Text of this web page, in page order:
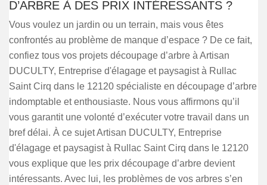
D’ARBRE À DES PRIX INTÉRESSANTS ?
Vous voulez un jardin ou un terrain, mais vous êtes
confrontés au problème de manque d’espace ? De ce fait,
confiez tous vos projets découpage d’arbre à Artisan
DUCULTY, Entreprise d'élagage et paysagist à Rullac
Saint Cirq dans le 12120 spécialiste en découpage d’arbre
indomptable et enthousiaste. Nous vous affirmons qu’il
vous garantit une volonté d’exécuter votre travail dans un
bref délai. À ce sujet Artisan DUCULTY, Entreprise
d'élagage et paysagist à Rullac Saint Cirq dans le 12120
vous explique que les prix découpage d’arbre devient
intéressants. Avec lui, les problèmes de vos arbres s’en